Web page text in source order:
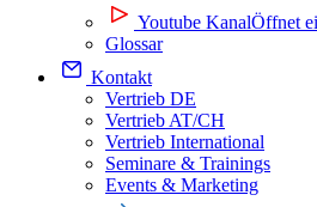
Youtube KanalÖffnet
Glossar
Kontakt
Vertrieb DE
Vertrieb AT/CH
Vertrieb International
Seminare & Trainings
Events & Marketing